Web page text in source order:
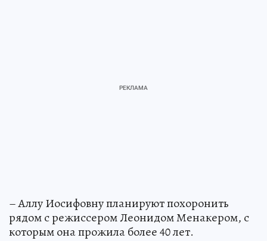
– Аллу Иосифовну планируют похоронить
рядом с режиссером Леонидом Менакером, с
которым она прожила более 40 лет.